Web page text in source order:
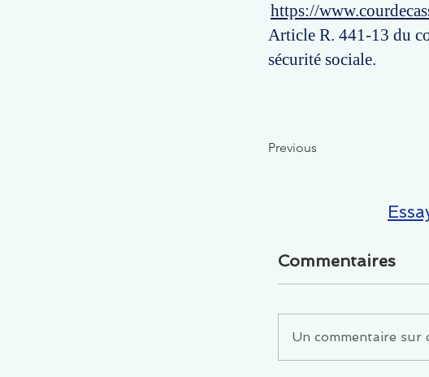
https://
Article R. 441-13 du
sécurité sociale.
Previous
Commentaires
Un commentaire